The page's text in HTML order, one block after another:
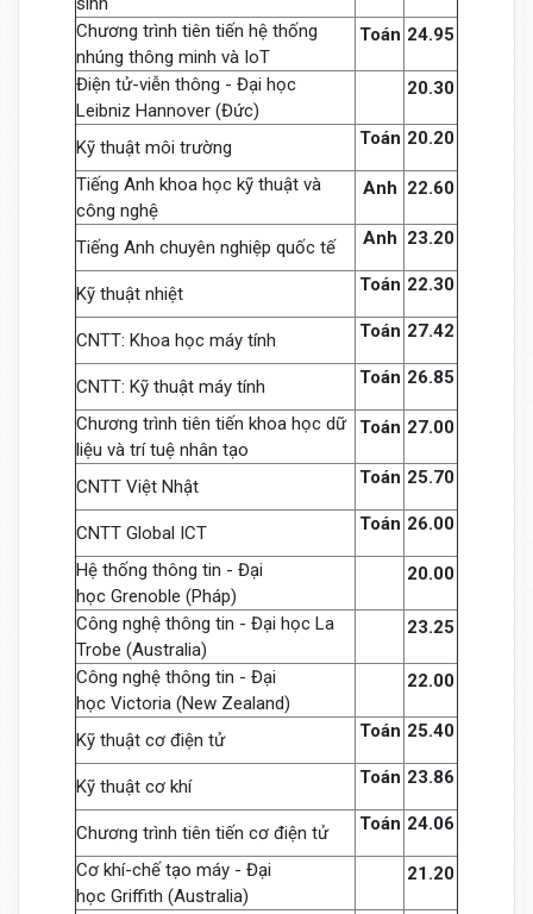
Chương trình tiên tiến hệ thống
nhúng thông minh và IoT
Toán 24.95
Điện tử-viễn thông - Đại học
Leibniz Hannover (Đức)
20.30
Kỹ thuật môi trường Toán 20.20
Tiếng Anh khoa học kỹ thuật và
công nghệ
Anh 22.60
Tiếng Anh chuyên nghiệp quốc tế Anh 23.20
Kỹ thuật nhiệt Toán 22.30
CNTT: Khoa học máy tính Toán 27.42
CNTT: Kỹ thuật máy tính Toán 26.85
Chương trình tiên tiến khoa học dữ
liệu và trí tuệ nhân tạo
Toán 27.00
CNTT Việt Nhật Toán 25.70
CNTT Global ICT Toán 26.00
Hệ thống thông tin - Đại
học Grenoble (Pháp)
20.00
Công nghệ thông tin - Đại học La
Trobe (Australia)
23.25
Công nghệ thông tin - Đại
học Victoria (New Zealand)
22.00
Kỹ thuật cơ điện tử Toán 25.40
Kỹ thuật cơ khí Toán 23.86
Chương trình tiên tiến cơ điện tử Toán 24.06
Cơ khí-chế tạo máy - Đại
học Griffith (Australia)
21.20